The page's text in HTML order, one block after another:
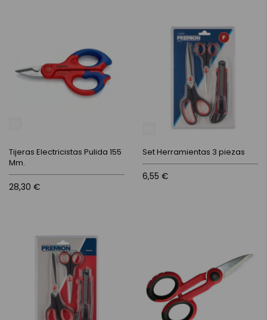
Tijeras Electricistas Pulida 155
Mm.
28,30 €
Set Herramientas 3 piezas
6,55 €